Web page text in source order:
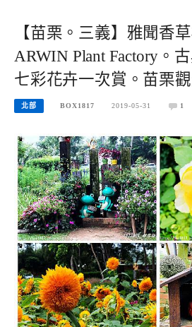
【苗栗。三義】雅聞香
ARWIN Plant Factory。
七彩花卉一次賞。苗栗
北部 BOX1817 2019-05-31 1